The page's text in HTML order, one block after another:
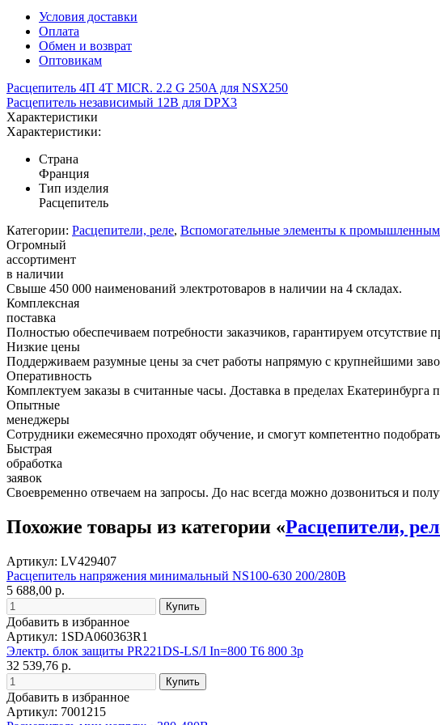
Условия доставки
Оплата
Обмен и возврат
Оптовикам
Расцепитель 4П 4T MICR. 2.2 G 250A для NSX250
Расцепитель независимый 12В для DPX3
Характеристики
Характеристики:
Страна
Франция
Тип изделия
Расцепитель
Категории: Расцепители, реле, Вспомогательные элементы к
Огромный
ассортимент
в наличии
Свыше 450 000 наименований электротоваров в наличии на 4 складах.
Комплексная
поставка
Полностью обеспечиваем потребности заказчиков, гарантируем отсутствие
Низкие цены
Поддерживаем разумные цены за счет работы напрямую с крупнейшими
Оперативность
Комплектуем заказы в считанные часы. Доставка в пределах
Опытные
менеджеры
Сотрудники ежемесячно проходят обучение, и смогут компетентно
Быстрая
обработка
заявок
Своевременно отвечаем на запросы. До нас всегда можно дозвониться и
Похожие товары из категории «Расцепители,
Артикул: LV429407
Расцепитель напряжения минимальный NS100-630 200/280В
5 688,00 р.
Добавить в избранное
Артикул: 1SDA060363R1
Электр. блок защиты PR221DS-LS/I In=800 T6 800 3p
32 539,76 р.
Добавить в избранное
Артикул: 7001215